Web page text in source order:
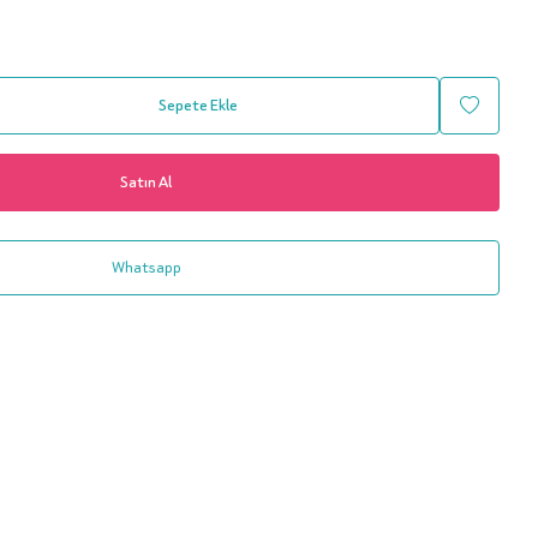
Sepete Ekle
Satın Al
Whatsapp